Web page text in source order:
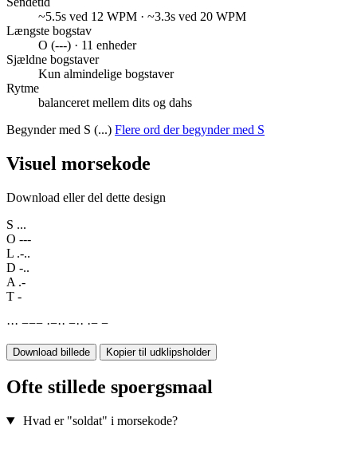
~5.5s ved 12 WPM · ~3.3s ved 20 WPM
Længste bogstav
O (---) · 11 enheder
Sjældne bogstaver
Kun almindelige bogstaver
Rytme
balanceret mellem dits og dahs
Begynder med S (...) Flere ord der begynder med S
Visuel morsekode
Download eller del dette design
S ...
O ---
L .-..
D -..
A .-
T -
··· −−− ·−·· −·· ·− −
Download billede Kopier til udklipsholder
Ofte stillede spoergsmaal
Hvad er "soldat" i morsekode?